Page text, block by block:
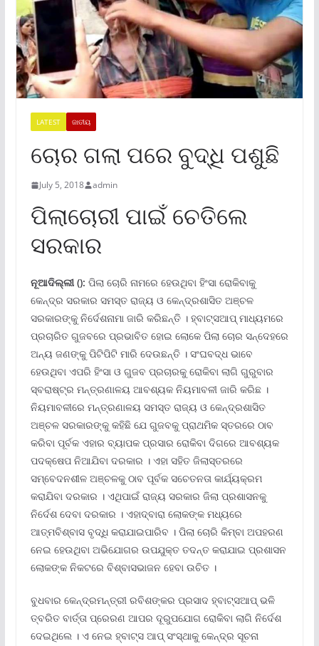
LATEST ଜାତୀୟ
ଚୋର ଗଲା ପରେ ବୁଦ୍ଧି ପଶୁଛି
July 5, 2018 admin
ପିଲାଚୋରୀ ପାଇଁ ଚେତିଲେ
ସରକାର
ନୂଆଦିଲ୍ଲୀ (): ପିଲା ଚୋରି ନାମରେ ହେଉଥିବା ହିଂସା ରୋକିବାକୁ
କେନ୍ଦ୍ର ସରକାର ସମସ୍ତ ରାଜ୍ୟ ଓ କେନ୍ଦ୍ରଶାସିତ ଅଞ୍ଚଳ
ସରକାରଙ୍କୁ ନିର୍ଦେଶନାମା ଜାରି କରିଛନ୍ତି । ହ୍ବାଟ୍ସଆପ୍ ମାଧ୍ୟମରେ
ପ୍ରଚାରିତ ଗୁଜବରେ ପ୍ରଭାବିତ ହୋଇ ଲୋକେ ପିଲା ଚୋର ସନ୍ଦେହରେ
ଅନ୍ୟ ଜଣଙ୍କୁ ପିଟିପିଟି ମାରି ଦେଉଛନ୍ତି । ସଂଘବଦ୍ଧ ଭାବେ
ହେଉଥିବା ଏପରି ହିଂସା ଓ ଗୁଜବ ପ୍ରଚାରକୁ ରୋକିବା ଲାଗି ଗୁରୁବାର
ସ୍ବରାଷ୍ଟ୍ର ମନ୍ତ୍ରଣାଳୟ ଆବଶ୍ୟକ ନିୟମାବଳୀ ଜାରି କରିଛ ।
ନିୟମାବଳୀରେ ମନ୍ତ୍ରଣାଳୟ ସମସ୍ତ ରାଜ୍ୟ ଓ କେନ୍ଦ୍ରଶାସିତ
ଅଞ୍ଚଳ ସରକାରଙ୍କୁ କହିଛି ଯେ ଗୁଜବକୁ ପ୍ରାଥମିକ ସ୍ତରରେ ଠାବ
କରିବା ପୂର୍ବକ ଏହାର ବ୍ୟାପକ ପ୍ରସାର ରୋକିବା ଦିଗରେ ଆବଶ୍ୟକ
ପଦକ୍ଷେପ ନିଆଯିବା ଦରକାର । ଏହା ସହିତ ଜିଲାସ୍ତରରେ
ସମ୍ବେଦନଶୀଳ ଅଞ୍ଚଳକୁ ଠାବ ପୂର୍ବକ ସଚେତନତା କାର୍ଯ୍ୟକ୍ରମ
କରାଯିବା ଦରକାର । ଏଥିପାଇଁ ରାଜ୍ୟ ସରକାର ଜିଲା ପ୍ରଶାସନକୁ
ନିର୍ଦେଶ ଦେବା ଦରକାର । ଏହାଦ୍ବାରା ଲୋକଙ୍କ ମଧ୍ୟରେ
ଆତ୍ମବିଶ୍ବାସ ବୃଦ୍ଧି କରାଯାଇପାରିବ । ପିଲା ଚୋରି କିମ୍ବା ଅପହରଣ
ନେଇ ହେଉଥିବା ଅଭିଯୋଗର ଉପଯୁକ୍ତ ତଦନ୍ତ କରାଯାଇ ପ୍ରଶାସନ
ଲୋକଙ୍କ ନିକଟରେ ବିଶ୍ବାସଭାଜନ ହେବା ଉଚିତ ।
ବୁଧବାର କେନ୍ଦ୍ରମନ୍ତ୍ରୀ ରବିଶଙ୍କର ପ୍ରସାଦ ହ୍ବାଟ୍ସଆପ୍ ଭଳି
ତ୍ବରିତ ବାର୍ତ୍ତା ପ୍ରେରଣ ଆପର ଦୂରୁପଯୋଗ ରୋକିବା ଲାଗି ନିର୍ଦେଶ
ଦେଇଥିଲେ । ଏ ନେଇ ହ୍ବାଟ୍ସ ଆପ୍ ସଂସ୍ଥାକୁ କେନ୍ଦ୍ର ସୂଚନା